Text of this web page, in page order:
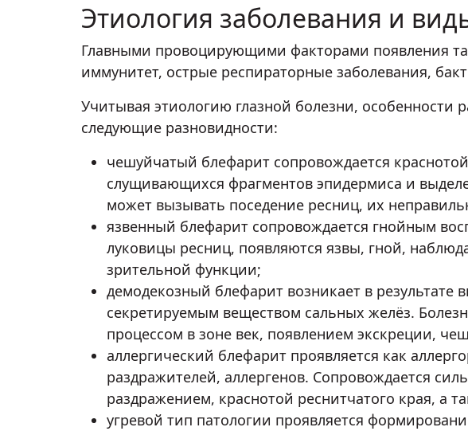
Этиология заболевания и
Главными провоцирующими факторами появления
иммунитет, острые респираторные заболевания,
Учитывая этиологию глазной болезни, особенности
следующие разновидности:
чешуйчатый блефарит сопровождается
слущивающихся фрагментов эпидермиса и
может вызывать поседение ресниц, их
язвенный блефарит сопровождается гнойным
луковицы ресниц, появляются язвы, гной,
зрительной функции;
демодекозный блефарит возникает в
секретируемым веществом сальных желёз.
процессом в зоне век, появлением экскреции,
аллергический блефарит проявляется как
раздражителей, аллергенов. Сопровождается
раздражением, краснотой реснитчатого края, а
угревой тип патологии проявляется